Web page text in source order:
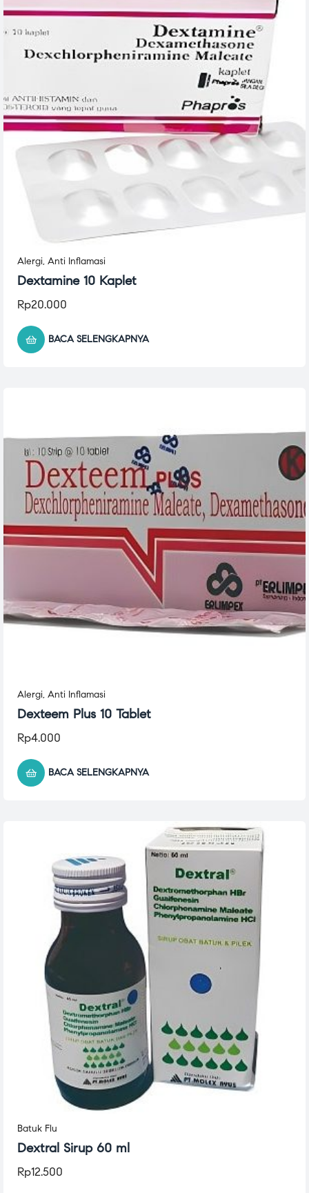
Alergi, Anti Inflamasi
Dextamine 10 Kaplet
Rp20.000
BACA SELENGKAPNYA
Alergi, Anti Inflamasi
Dexteem Plus 10 Tablet
Rp4.000
BACA SELENGKAPNYA
Batuk Flu
Dextral Sirup 60 ml
Rp12.500